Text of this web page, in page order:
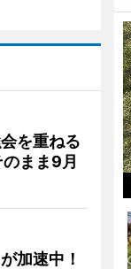
を重ねる
まま9月
加速中！